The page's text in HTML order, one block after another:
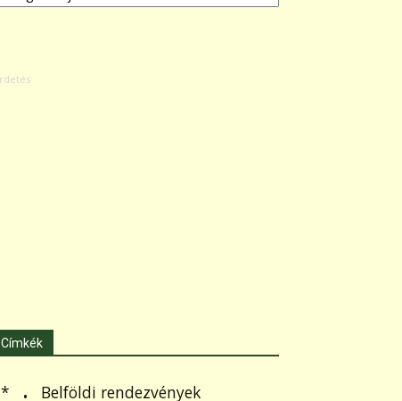
Címkék
* . Belföldi rendezvények